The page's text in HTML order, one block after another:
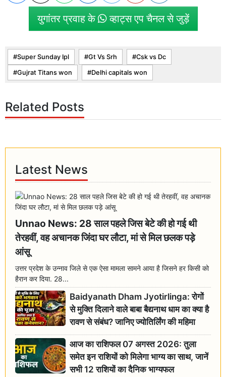
युगांतर प्रवाह के व्हाट्स एप चैनल से जुड़ें
Super Sunday Ipl Gt Vs Srh Csk vs Dc
Gujrat Titans won Delhi capitals won
Related Posts
Latest News
Unnao News: 28 साल पहले जिस बेटे की हो गई थी
तेरहवीं, वह अचानक जिंदा घर लौटा, मां से मिल छलक पड़े
आंसू
उत्तर प्रदेश के उन्नाव जिले से एक ऐसा मामला सामने आया है जिसने हर किसी को
हैरान कर दिया. 28...
Baidyanath Dham Jyotirlinga: रोगों
से मुक्ति दिलाने वाले बाबा बैद्यनाथ धाम का क्या है
रावण से संबंध? जानिए ज्योतिर्लिंग की महिमा
आज का राशिफल 07 अगस्त 2026: तुला
समेत इन राशियों को मिलेगा भाग्य का साथ, जानें
सभी 12 राशियों का दैनिक भाग्यफल